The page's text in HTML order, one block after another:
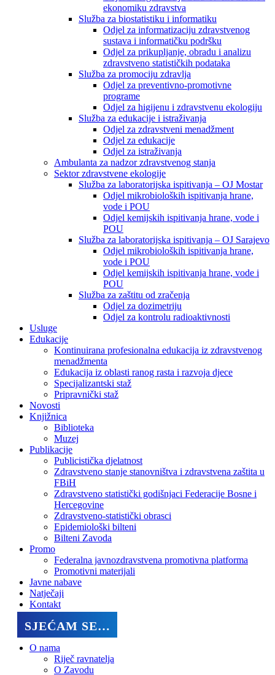
ekonomiku zdravstva
Služba za biostatistiku i informatiku
Odjel za informatizaciju zdravstvenog
sustava i informatičku podršku
Odjel za prikupljanje, obradu i analizu
zdravstveno statističkih podataka
Služba za promociju zdravlja
Odjel za preventivno-promotivne
programe
Odjel za higijenu i zdravstvenu ekologiju
Služba za edukacije i istraživanja
Odjel za zdravstveni menadžment
Odjel za edukacije
Odjel za istraživanja
Ambulanta za nadzor zdravstvenog stanja
Sektor zdravstvene ekologije
Služba za laboratorijska ispitivanja – OJ Mostar
Odjel mikrobioloških ispitivanja hrane,
vode i POU
Odjel kemijskih ispitivanja hrane, vode i
POU
Služba za laboratorijska ispitivanja – OJ Sarajevo
Odjel mikrobioloških ispitivanja hrane,
vode i POU
Odjel kemijskih ispitivanja hrane, vode i
POU
Služba za zaštitu od zračenja
Odjel za dozimetriju
Odjel za kontrolu radioaktivnosti
Usluge
Edukacije
Kontinuirana profesionalna edukacija iz zdravstvenog
menadžmenta
Edukacija iz oblasti ranog rasta i razvoja djece
Specijalizantski staž
Pripravnički staž
Novosti
Knjižnica
Biblioteka
Muzej
Publikacije
Publicistička djelatnost
Zdravstveno stanje stanovništva i zdravstvena zaštita u
FBiH
Zdravstveno statistički godišnjaci Federacije Bosne i
Hercegovine
Zdravstveno-statistički obrasci
Epidemiološki bilteni
Bilteni Zavoda
Promo
Federalna javnozdravstvena promotivna platforma
Promotivni materijali
Javne nabave
Natječaji
Kontakt
SJEĆAM SE…
O nama
Riječ ravnatelja
O Zavodu